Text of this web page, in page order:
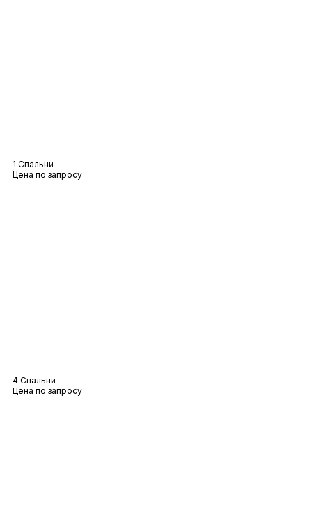
1 Спальни
Цена по запросу
4 Спальни
Цена по запросу